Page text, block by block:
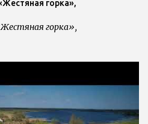
горка»,
горка»,